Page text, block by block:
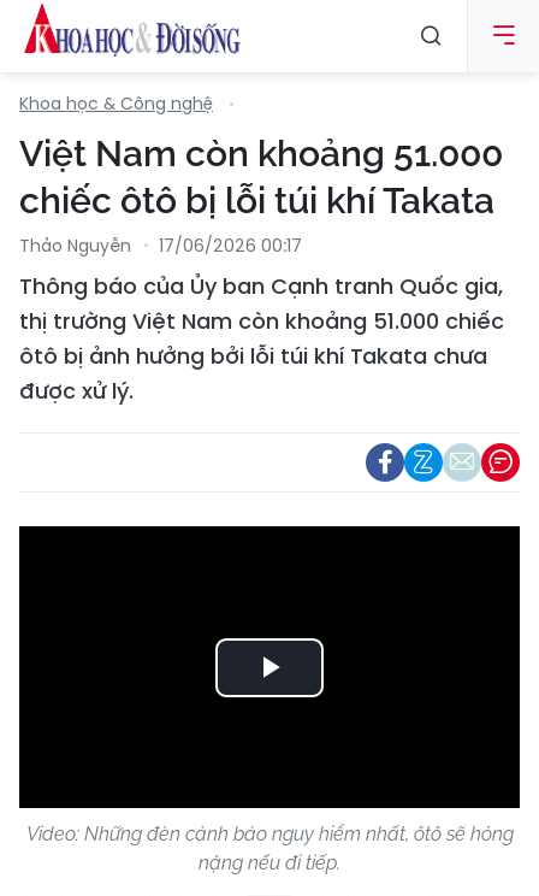
Khoa học & Công nghệ
Việt Nam còn khoảng 51.000
chiếc ôtô bị lỗi túi khí Takata
Thảo Nguyễn 17/06/2026 00:17
Thông báo của Ủy ban Cạnh tranh Quốc gia,
thị trường Việt Nam còn khoảng 51.000 chiếc
ôtô bị ảnh hưởng bởi lỗi túi khí Takata chưa
được xử lý.
Play
Video: Những đèn cảnh báo nguy hiểm nhất, ôtô sẽ hỏng
nặng nếu đi tiếp.